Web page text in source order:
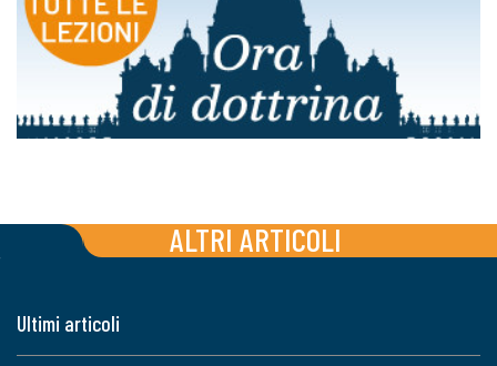
ALTRI ARTICOLI
Ultimi articoli